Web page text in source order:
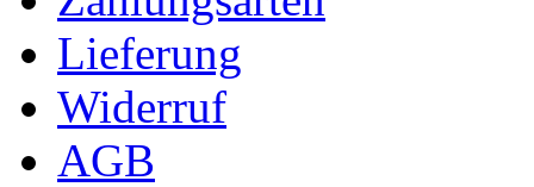
Lieferung
Widerruf
AGB